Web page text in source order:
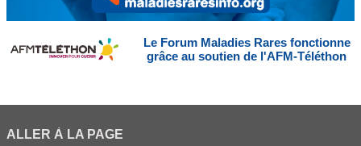
Le Forum Maladies Rares fonctionne
grâce au soutien de l'AFM-Téléthon
ALLER À LA PAGE